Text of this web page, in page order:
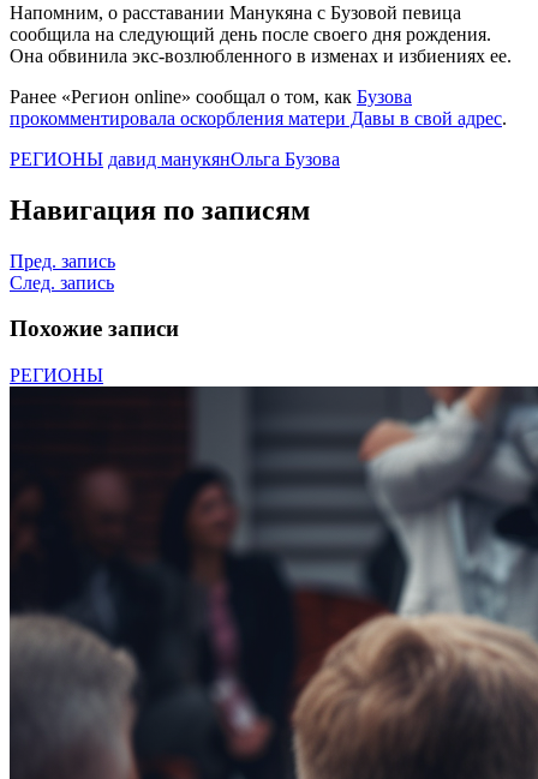
Напомним, о расставании Манукяна с Бузовой певица
сообщила на следующий день после своего дня рождения.
Она обвинила экс-возлюбленного в изменах и избиениях ее.
Ранее «Регион online» сообщал о том, как Бузова
прокомментировала оскорбления матери Давы в свой адрес.
РЕГИОНЫ давид манукянОльга Бузова
Навигация по записям
Пред. запись
След. запись
Похожие записи
РЕГИОНЫ